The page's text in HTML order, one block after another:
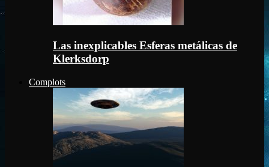
Las inexplicables Esferas metálicas de
Klerksdorp
Complots